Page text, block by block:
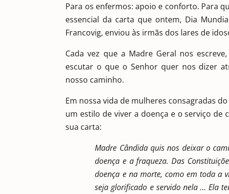
Para os enfermos: apoio e conforto. Para
essencial da carta que ontem, Dia
Francovig, enviou às irmãs dos lares de
Cada vez que a Madre Geral nos
escutar o que o Senhor quer nos dizer
nosso caminho.
Em nossa vida de mulheres consagradas
um estilo de viver a doença e o serviço de
sua carta:
Madre Cândida quis nos deixar o
doença e a fraqueza. Das
doença e na morte, como em toda a
seja glorificado e servido nela … Ela